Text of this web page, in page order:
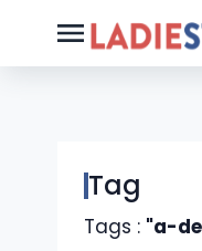
Tag
Tags : "a-